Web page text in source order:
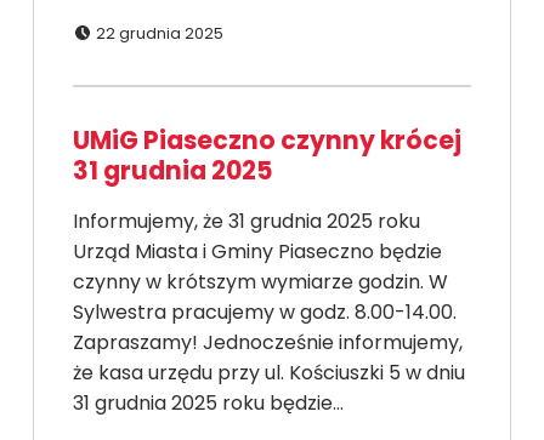
22 grudnia 2025
UMiG Piaseczno czynny krócej
31 grudnia 2025
Informujemy, że 31 grudnia 2025 roku
Urząd Miasta i Gminy Piaseczno będzie
czynny w krótszym wymiarze godzin. W
Sylwestra pracujemy w godz. 8.00-14.00.
Zapraszamy! Jednocześnie informujemy,
że kasa urzędu przy ul. Kościuszki 5 w dniu
31 grudnia 2025 roku będzie…